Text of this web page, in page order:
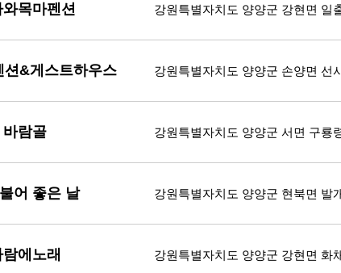
와목마펜션 강원특별자치도 양양군 강현면 일
션&게스트하우스 강원특별자치도 양양군 손양면 선
바람골 강원특별자치도 양양군 서면 구룡
어 좋은 날 강원특별자치도 양양군 현북면 발
람에노래 강원특별자치도 양양군 강현면 화